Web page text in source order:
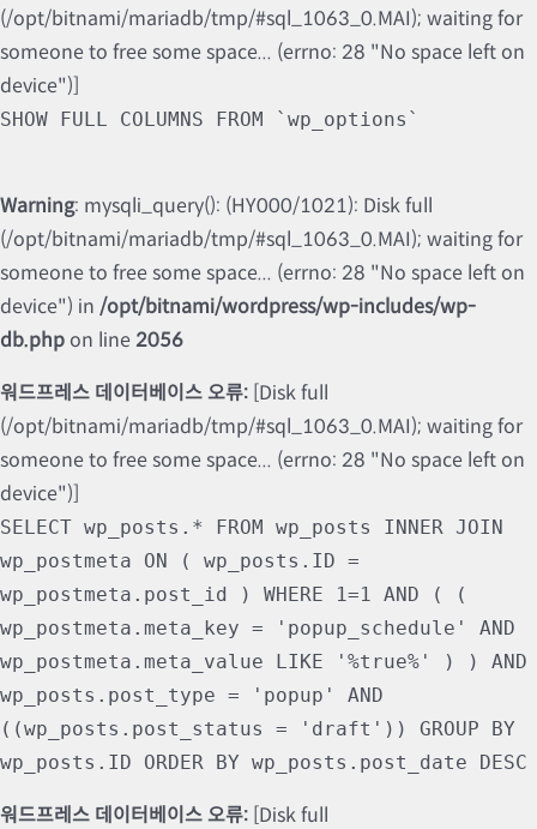
(/opt/bitnami/mariadb/tmp/#sql_1063_0.MAI); waiting for
someone to free some space... (errno: 28 "No space left on
device")]
SHOW FULL COLUMNS FROM `wp_options`
Warning: mysqli_query(): (HY000/1021): Disk full
(/opt/bitnami/mariadb/tmp/#sql_1063_0.MAI); waiting for
someone to free some space... (errno: 28 "No space left on
device") in /opt/bitnami/wordpress/wp-includes/wp-
db.php on line2056
워드프레스 데이터베이스 오류: [Disk full
(/opt/bitnami/mariadb/tmp/#sql_1063_0.MAI); waiting for
someone to free some space... (errno: 28 "No space left on
device")]
SELECT wp_posts.* FROM wp_posts INNER JOIN
wp_postmeta ON ( wp_posts.ID =
wp_postmeta.post_id ) WHERE 1=1 AND ( (
wp_postmeta.meta_key = 'popup_schedule' AND
wp_postmeta.meta_value LIKE '%true%' ) ) AND
wp_posts.post_type = 'popup' AND
((wp_posts.post_status = 'draft')) GROUP BY
wp_posts.ID ORDER BY wp_posts.post_date DESC
워드프레스 데이터베이스 오류: [Disk full